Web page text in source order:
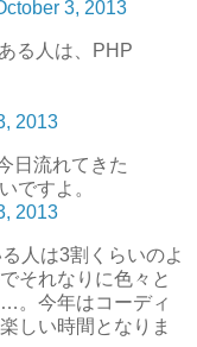
3, 2013
る人は、PHP
2013
日流れてきた
ですよ。
2013
人は3割くらいのよ
それなりに色々と
。今年はコーディ
しい時間となりま